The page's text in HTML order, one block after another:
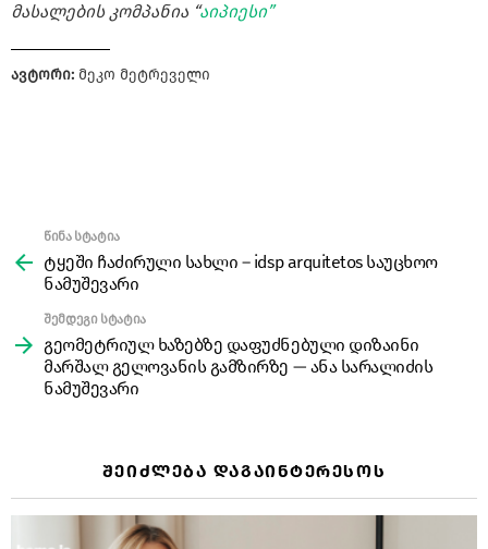
მასალების კომპანია “აიპიესი”
ავტორი: მეკო მეტრეველი
more
წინა სტატია
ტყეში ჩაძირული სახლი – idsp arquitetos საუცხოო
ნამუშევარი
შემდეგი სტატია
გეომეტრიულ ხაზებზე დაფუძნებული დიზაინი
მარშალ გელოვანის გამზირზე — ანა სარალიძის
ნამუშევარი
ᲨᲔᲘᲫᲚᲔᲑᲐ ᲓᲐᲒᲐᲘᲜᲢᲔᲠᲔᲡᲝᲡ